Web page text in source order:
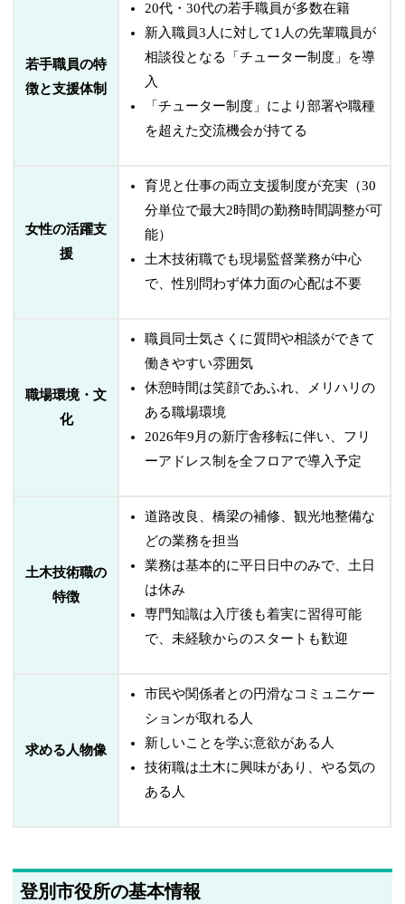
若手職員の特
徴と支援体制
20代・30代の若手職員が多数在籍
新入職員3人に対して1人の先輩職員が
相談役となる「チューター制度」を導
入
「チューター制度」により部署や職種
を超えた交流機会が持てる
女性の活躍支
援
育児と仕事の両立支援制度が充実（30
分単位で最大2時間の勤務時間調整が可
能）
土木技術職でも現場監督業務が中心
で、性別問わず体力面の心配は不要
職場環境・文
化
職員同士気さくに質問や相談ができて
働きやすい雰囲気
休憩時間は笑顔であふれ、メリハリの
ある職場環境
2026年9月の新庁舎移転に伴い、フリ
ーアドレス制を全フロアで導入予定
土木技術職の
特徴
道路改良、橋梁の補修、観光地整備な
どの業務を担当
業務は基本的に平日日中のみで、土日
は休み
専門知識は入庁後も着実に習得可能
で、未経験からのスタートも歓迎
求める人物像
市民や関係者との円滑なコミュニケー
ションが取れる人
新しいことを学ぶ意欲がある人
技術職は土木に興味があり、やる気の
ある人
登別市役所の基本情報